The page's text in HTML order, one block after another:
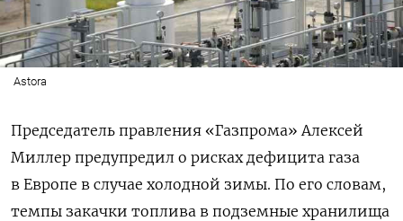
Astora
Председатель правления «Газпрома» Алексей
Миллер предупредил о рисках дефицита газа
в Европе в случае холодной зимы. По его словам,
темпы закачки топлива в подземные хранилища